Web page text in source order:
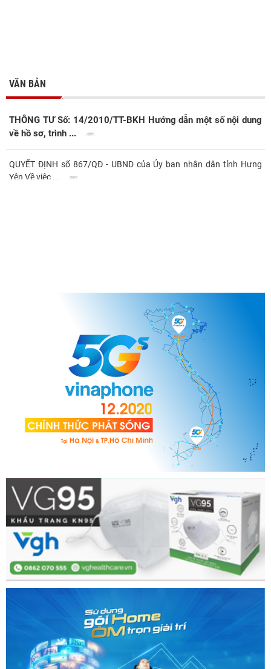
VĂN BẢN
THÔNG TƯ Số: 14/2010/TT-BKH Hướng dẫn một số nội dung
về hồ sơ, trình ...
QUYẾT ĐỊNH số 867/QĐ - UBND của Ủy ban nhân dân tỉnh Hưng
Yên Về việc ...